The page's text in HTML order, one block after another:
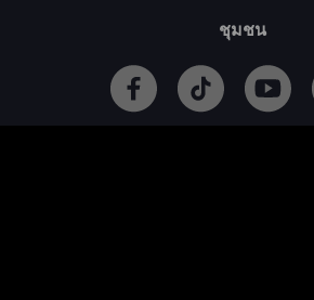
ชุมชน